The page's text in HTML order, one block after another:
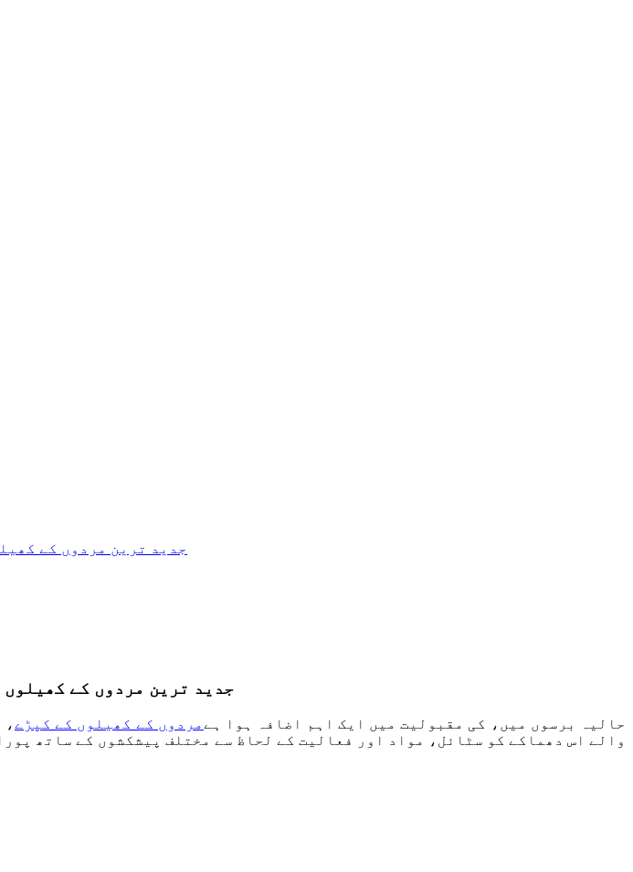
جدید ترین مردوں کے
جدید ترین مردوں کے
حالیہ برسوں میں، کی مقبولیت میں ایک اہم اضافہ ہوا ہے مردوں کے کھیلوں کے کپڑے ،
والے اس دھماکے کو سٹائل، مواد اور فعالیت کے لحاظ سے مختلف پیشکشوں کے ساتھ